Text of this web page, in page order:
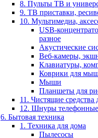
8. Пульты ТВ и
9. ТВ приставки,
10. Мультимедиа,
USB-
разное
Акустические
Веб-камеры,
Клавиатуры,
Коврики для
Мыши
Планшеты для
11. Чистящие средства
12. Шнуры телефонные
6. Бытовая техника
1. Техника для дома
Пылесосы